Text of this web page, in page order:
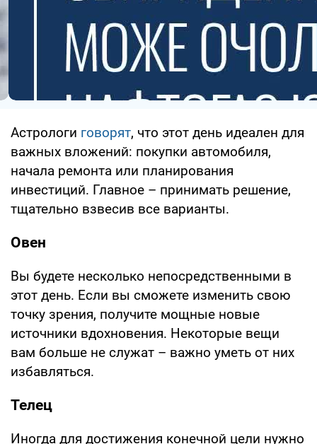
Астрологи говорят, что этот день идеален для
важных вложений: покупки автомобиля,
начала ремонта или планирования
инвестиций. Главное – принимать решение,
тщательно взвесив все варианты.
Овен
Вы будете несколько непосредственными в
этот день. Если вы сможете изменить свою
точку зрения, получите мощные новые
источники вдохновения. Некоторые вещи
вам больше не служат – важно уметь от них
избавляться.
Телец
Иногда для достижения конечной цели нужно